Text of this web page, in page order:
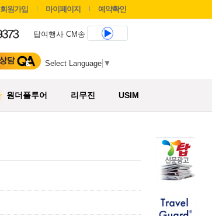
회원가입 마이페이지 예약확인
탑여행사 CM송
Select Language ▼
원더풀투어 리무진 USIM